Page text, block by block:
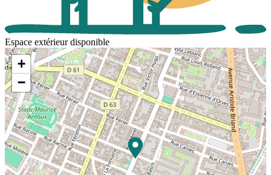
Espace extérieur disponible
+
−